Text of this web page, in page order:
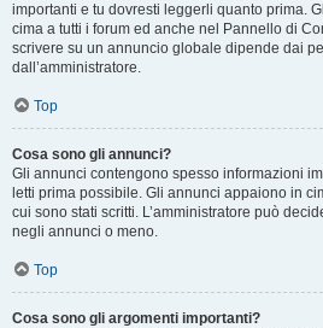
importanti e tu dovresti leggerli quanto prima.
cima a tutti i forum ed anche nel Pannello di
scrivere su un annuncio globale dipende dai
dall’amministratore.
Top
Cosa sono gli annunci?
Gli annunci contengono spesso informazioni
letti prima possibile. Gli annunci appaiono in
cui sono stati scritti. L’amministratore può
negli annunci o meno.
Top
Cosa sono gli argomenti importanti?